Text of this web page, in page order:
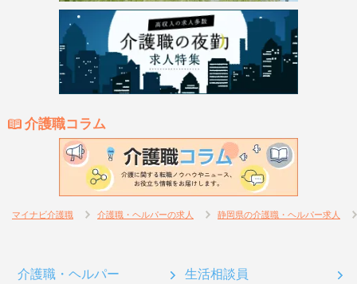
介護職コラム
マイナビ介護職 介護職・ヘルパーの求人 静岡県の介護職・ヘルパー求人
介護職・ヘルパー 生活相談員